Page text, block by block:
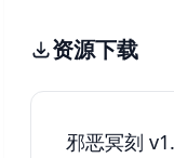
资源下载
邪恶冥刻